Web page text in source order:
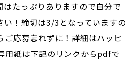
はたっぷりありますので自分で
い！締切は3/3となっていますの
ご応募忘れずに！詳細はハッピ
用紙は下記のリンクからpdfで